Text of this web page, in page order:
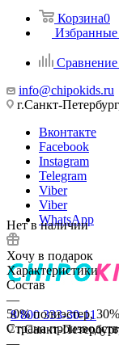
Корзина0
Сравнение
info@chipokids.ru
г.Санкт-
Вконтакте
Facebook
Instagram
Telegram
Viber
Viber
WhatsApp
8 800 333-30-11
г.Санкт-
Нет в наличии
Хочу в подарок
Характеристики
Состав
—
50% полиэстер,
Страна
—